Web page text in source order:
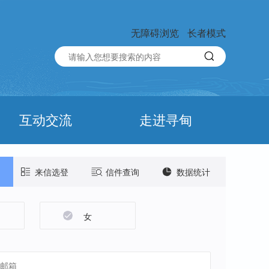
无障碍浏览 长者模式
互动交流 走进寻甸
来信选登 信件查询 数据统计
女